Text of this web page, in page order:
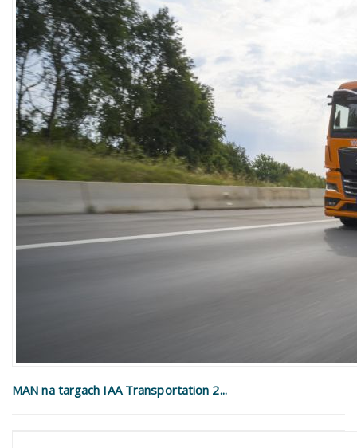
MAN na targach IAA Transportation 2...